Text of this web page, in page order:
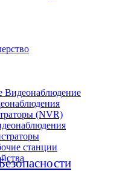
Видеонаблюдение
(NVR)
станции